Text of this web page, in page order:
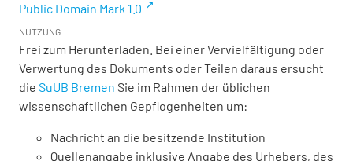
Public Domain Mark 1.0
NUTZUNG
Frei zum Herunterladen. Bei einer Vervielfältigung oder
Verwertung des Dokuments oder Teilen daraus ersucht
die SuUB Bremen Sie im Rahmen der üblichen
wissenschaftlichen Gepflogenheiten um:
Nachricht an die besitzende Institution
Quellenangabe inklusive Angabe des Urhebers, des